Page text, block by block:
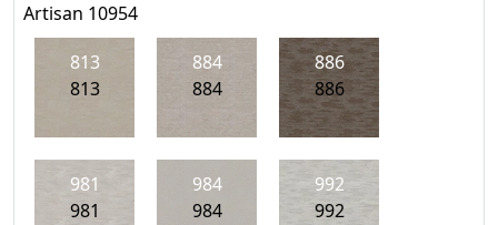
Artisan 10954
813
813
884
884
886
886
981
981
984
984
992
992